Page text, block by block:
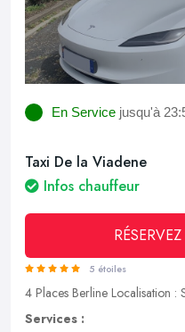
En Service jusqu'à
Taxi De la Viadene
Infos chauffeur
5 étoiles
4 Places Berline Localisation :
Services :